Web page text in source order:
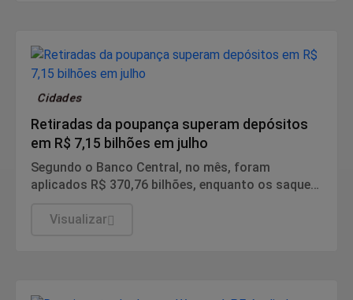
Cidades
Retiradas da poupança superam depósitos
em R$ 7,15 bilhões em julho
Segundo o Banco Central, no mês, foram
aplicados R$ 370,76 bilhões, enquanto os saques
Visualizar